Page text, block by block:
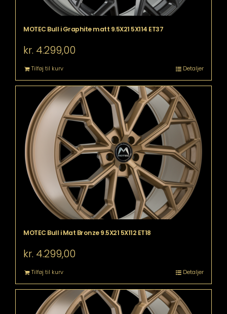
MOTEC Bull i Graphite matt 9.5X21 5X114 ET37
kr. 4.299,00
Tilføj til kurv Detaljer
MOTEC Bull i Mat Bronze 9.5X21 5X112 ET18
kr. 4.299,00
Tilføj til kurv Detaljer